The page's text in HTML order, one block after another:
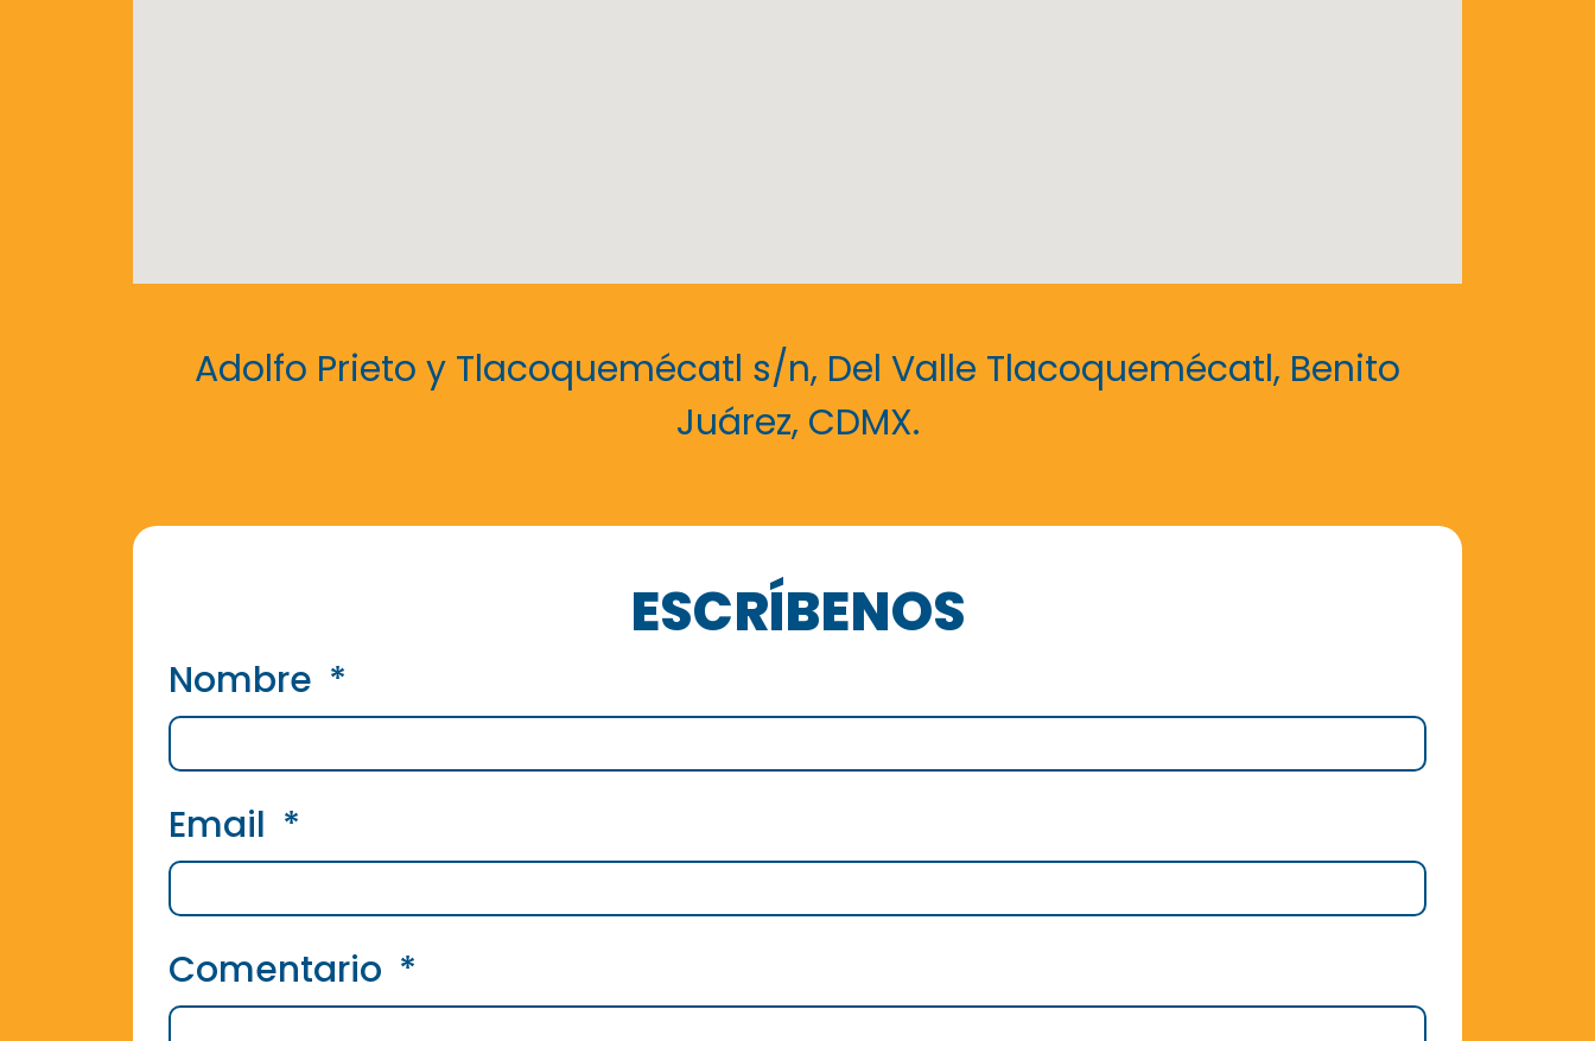
Adolfo Prieto y Tlacoquemécatl s/n, Del Valle Tlacoquemécatl, Benito
Juárez, CDMX.
ESCRÍBENOS
Nombre
Email
Comentario